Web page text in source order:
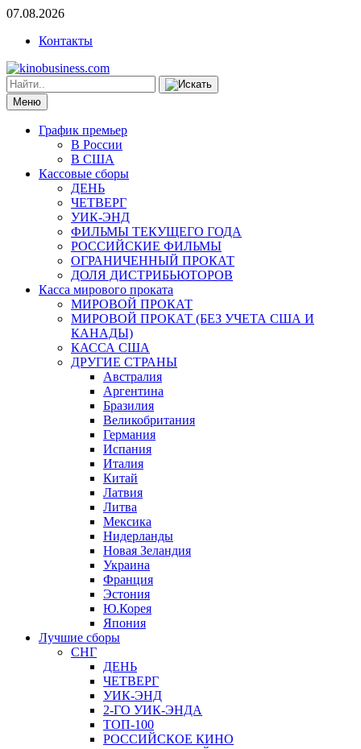
07.08.2026
Контакты
Меню
График премьер
В России
В США
Кассовые сборы
ДЕНЬ
ЧЕТВЕРГ
УИК-ЭНД
ФИЛЬМЫ ТЕКУЩЕГО ГОДА
РОССИЙСКИЕ ФИЛЬМЫ
ОГРАНИЧЕННЫЙ ПРОКАТ
ДОЛЯ ДИСТРИБЬЮТОРОВ
Касса мирового проката
МИРОВОЙ ПРОКАТ
МИРОВОЙ ПРОКАТ (БЕЗ УЧЕТА США И
КАНАДЫ)
КАССА США
ДРУГИЕ СТРАНЫ
Австралия
Аргентина
Бразилия
Великобритания
Германия
Испания
Италия
Китай
Латвия
Литва
Мексика
Нидерланды
Новая Зеландия
Украина
Франция
Эстония
Ю.Корея
Япония
Лучшие сборы
СНГ
ДЕНЬ
ЧЕТВЕРГ
УИК-ЭНД
2-ГО УИК-ЭНДА
ТОП-100
РОССИЙСКОЕ КИНО